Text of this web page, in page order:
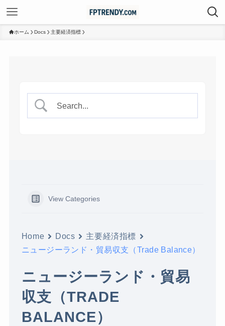
ホーム Docs 主要経済指標
View Categories
Home Docs
主要経済指標
ニュージーランド・貿易収支（Trade Balance）
ニュージーランド・貿易
収支（TRADE
BALANCE）